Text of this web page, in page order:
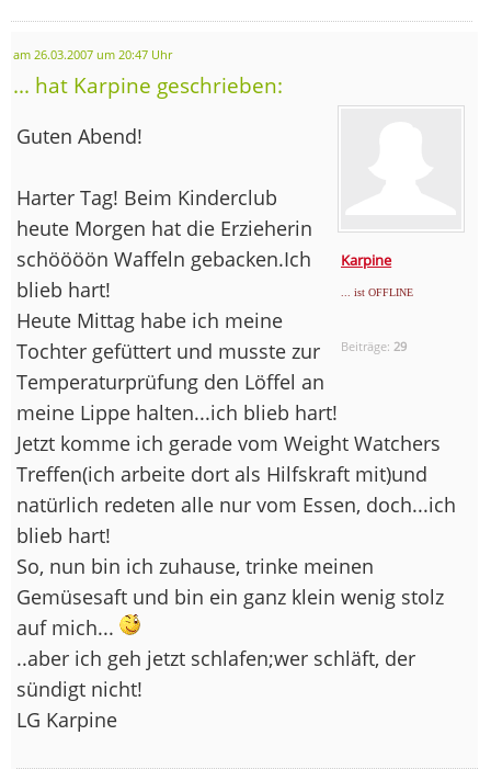
am 26.03.2007 um 20:47 Uhr
... hat Karpine geschrieben:
Karpine
... ist OFFLINE
Beiträge: 29
Guten Abend!
Harter Tag! Beim Kinderclub
heute Morgen hat die Erzieherin
schöööön Waffeln gebacken.Ich
blieb hart!
Heute Mittag habe ich meine
Tochter gefüttert und musste zur
Temperaturprüfung den Löffel an
meine Lippe halten...ich blieb hart!
Jetzt komme ich gerade vom Weight Watchers
Treffen(ich arbeite dort als Hilfskraft mit)und
natürlich redeten alle nur vom Essen, doch...ich
blieb hart!
So, nun bin ich zuhause, trinke meinen
Gemüsesaft und bin ein ganz klein wenig stolz
auf mich...
..aber ich geh jetzt schlafen;wer schläft, der
sündigt nicht!
LG Karpine